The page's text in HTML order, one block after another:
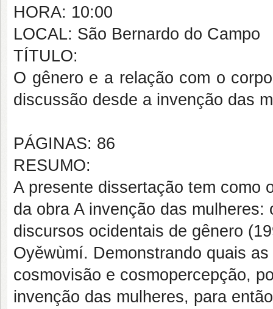
HORA: 10:00
LOCAL: São Bernardo do Campo
TÍTULO:
O gênero e a relação com o
discussão desde a invenção das
PÁGINAS: 86
RESUMO:
A presente dissertação tem como
da obra A invenção das
discursos ocidentais de gênero
Oyěwùmí. Demonstrando quais
cosmovisão e cosmopercepção,
invenção das mulheres, para